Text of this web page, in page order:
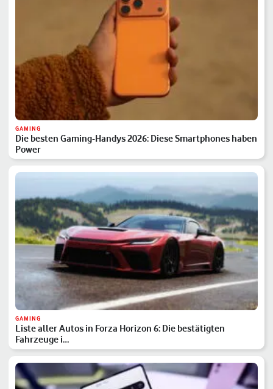
GAMING
Die besten Gaming-Handys 2026: Diese Smartphones haben
Power
GAMING
Liste aller Autos in Forza Horizon 6: Die bestätigten
Fahrzeuge i…